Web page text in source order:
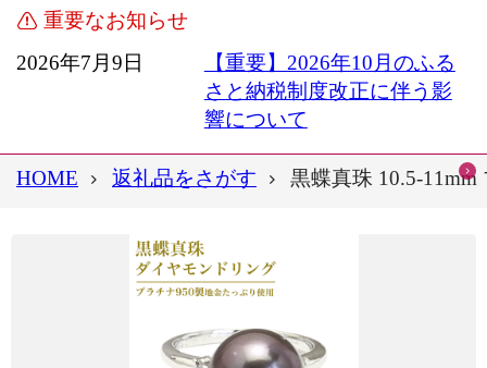
重要なお知らせ
2026年7月9日
【重要】2026年10月のふる
さと納税制度改正に伴う影
響について
HOME 返礼品をさがす 黒蝶真珠 10.5-